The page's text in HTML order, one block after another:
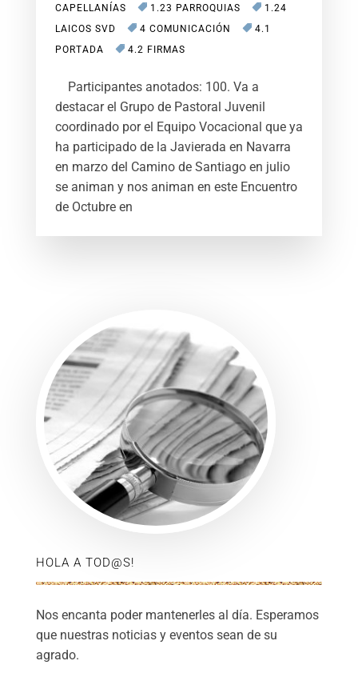
CAPELLANÍAS
1.23 PARROQUIAS
1.24
LAICOS SVD
4 COMUNICACIÓN
4.1
PORTADA
4.2 FIRMAS
Participantes anotados: 100. Va a
destacar el Grupo de Pastoral Juvenil
coordinado por el Equipo Vocacional que ya
ha participado de la Javierada en Navarra
en marzo del Camino de Santiago en julio
se animan y nos animan en este Encuentro
de Octubre en
HOLA A TOD@S!
Nos encanta poder mantenerles al día. Esperamos
que nuestras noticias y eventos sean de su
agrado.